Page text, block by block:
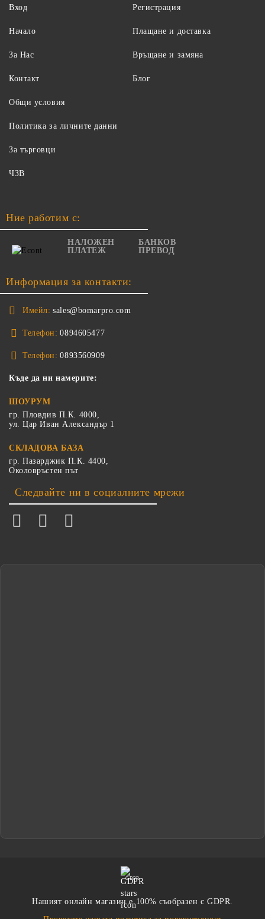
Вход
Начало
За Нас
Контакт
Регистрация
Плащане и доставка
Връщане и замяна
Блог
Общи условия
Политика за личните данни
За търговци
ЧЗВ
Ние работим с:
НАЛОЖЕН
ПЛАТЕЖ
БАНКОВ
ПРЕВОД
Информация за контакти:
Имейл: sales@bomarpro.com
Телефон: 0894605477
Телефон: 0893560909
Къде да ни намерите:
ШОУРУМ
гр. Пловдив П.К. 4000,
ул. Цар Иван Александър 1
СКЛАДОВА БАЗА
гр. Пазарджик П.К. 4400,
Околовръстен път
Следвайте ни в социалните мрежи
GDPR
Нашият онлайн магазин е 100% съобразен с GDPR.